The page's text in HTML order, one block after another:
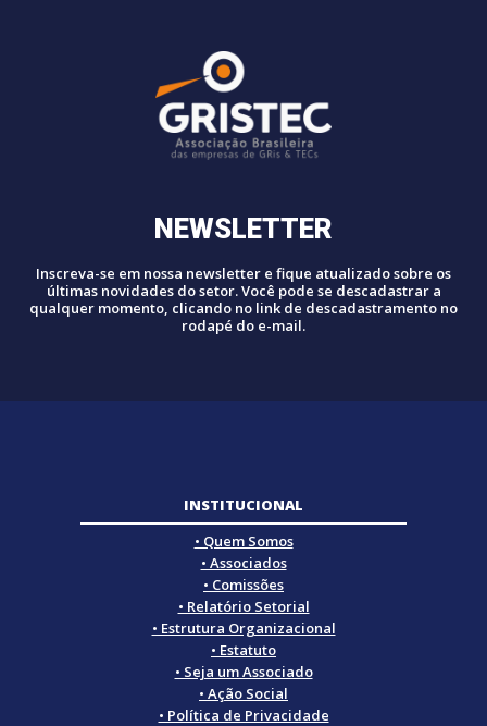
NEWSLETTER
Inscreva-se em nossa newsletter e fique atualizado sobre os
últimas novidades do setor. Você pode se descadastrar a
qualquer momento, clicando no link de descadastramento no
rodapé do e-mail.
INSTITUCIONAL
• Quem Somos
• Associados
• Comissões
• Relatório Setorial
• Estrutura Organizacional
• Estatuto
• Seja um Associado
• Ação Social
• Política de Privacidade